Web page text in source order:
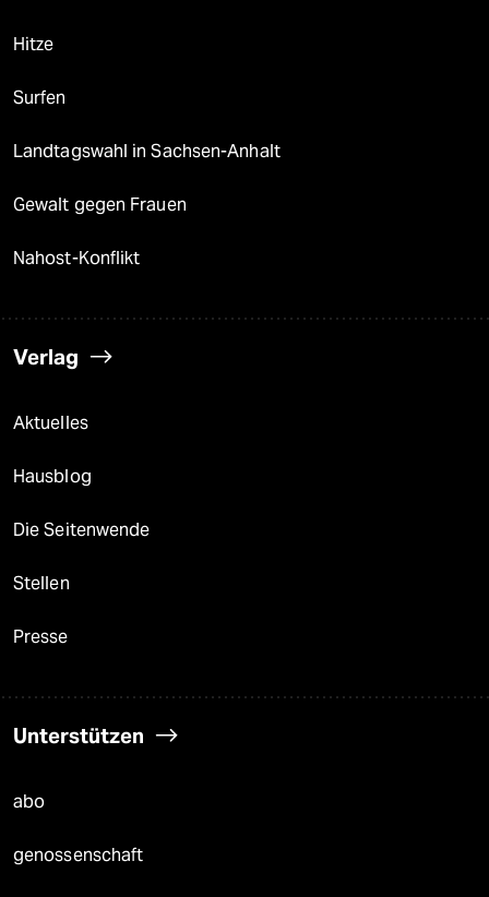
Hitze
Surfen
Landtagswahl in Sachsen-Anhalt
Gewalt gegen Frauen
Nahost-Konflikt
Verlag
Aktuelles
Hausblog
Die Seitenwende
Stellen
Presse
Unterstützen
abo
genossenschaft